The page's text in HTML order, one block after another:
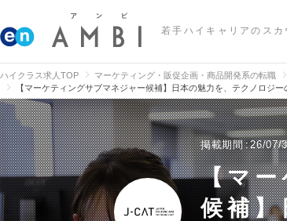
若手ハイキャリアのスカ
ハイクラス求人TOP マーケティング・販促企画・商品開発系の転職
【マーケティングサブマネジャー候補】日本の魅力を、テクノロジ
掲載期間 26/07/
【マ
候補